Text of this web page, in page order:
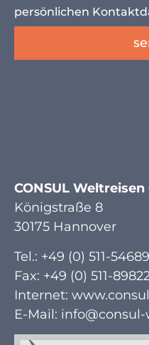
persönlichen
CONSUL Weltreisen
Königstraße 8
30175 Hannover
Tel.: +49 (0) 511-
Fax: +49 (0) 511-
Internet:
E-Mail: